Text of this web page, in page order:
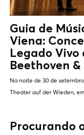
Guia de
Viena:
Legado Vivo
Beethoven &
Na noite de 30 de
Theater auf der Wieden,
Procurando